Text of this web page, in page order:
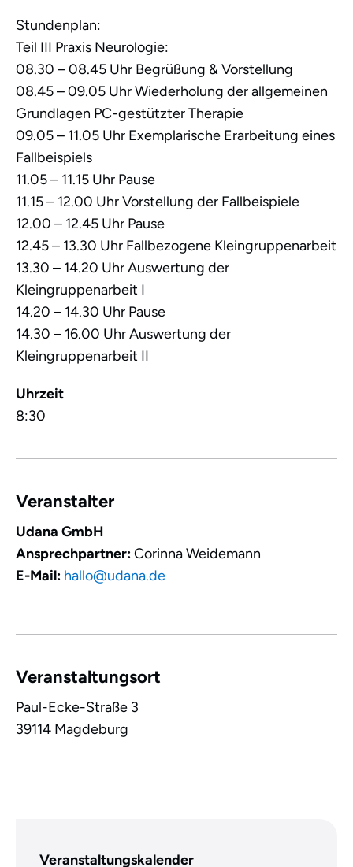
Stundenplan:
Teil III Praxis Neurologie:
08.30 – 08.45 Uhr Begrüßung & Vorstellung
08.45 – 09.05 Uhr Wiederholung der allgemeinen
Grundlagen PC-gestützter Therapie
09.05 – 11.05 Uhr Exemplarische Erarbeitung eines
Fallbeispiels
11.05 – 11.15 Uhr Pause
11.15 – 12.00 Uhr Vorstellung der Fallbeispiele
12.00 – 12.45 Uhr Pause
12.45 – 13.30 Uhr Fallbezogene Kleingruppenarbeit
13.30 – 14.20 Uhr Auswertung der
Kleingruppenarbeit I
14.20 – 14.30 Uhr Pause
14.30 – 16.00 Uhr Auswertung der
Kleingruppenarbeit II
Uhrzeit
8:30
Veranstalter
Udana GmbH
Ansprechpartner:Corinna Weidemann
E-Mail: hallo@udana.de
Veranstaltungsort
Paul-Ecke-Straße 3
39114 Magdeburg
Veranstaltungskalender